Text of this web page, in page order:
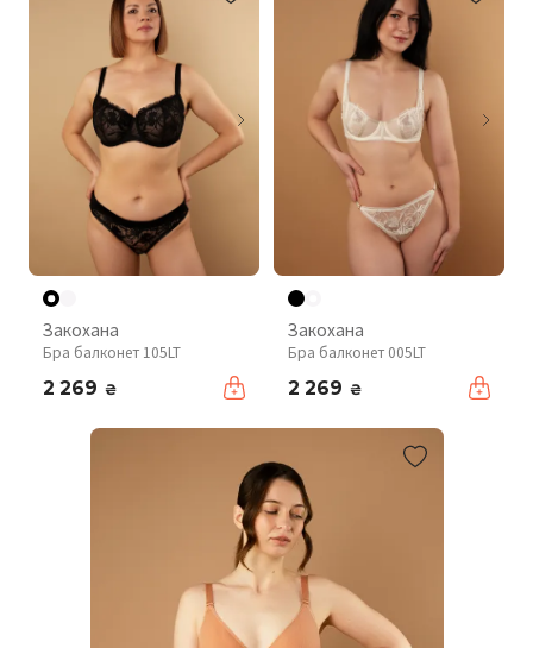
Закохана
Бра балконет 105LT
2 269 ₴
Закохана
Бра балконет 005LT
2 269 ₴